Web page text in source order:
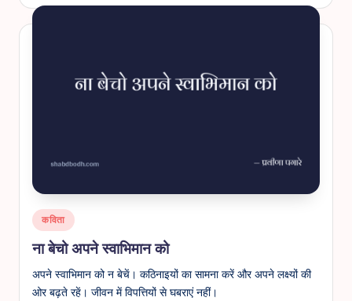
Posted
in
कविता
ना बेचो अपने स्वाभिमान को
अपने स्वाभिमान को न बेचें। कठिनाइयों का सामना करें और अपने लक्ष्यों की
ओर बढ़ते रहें। जीवन में विपत्तियों से घबराएं नहीं।